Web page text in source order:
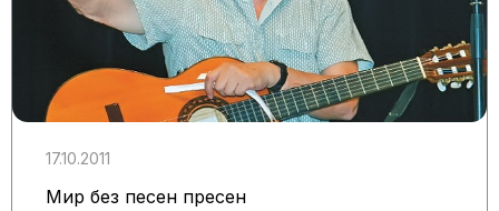
17.10.2011
Мир без песен пресен